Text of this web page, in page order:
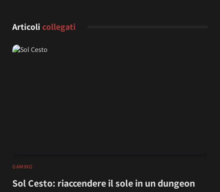
Articoli collegati
GAMING
Sol Cesto: riaccendere il sole in un dungeon